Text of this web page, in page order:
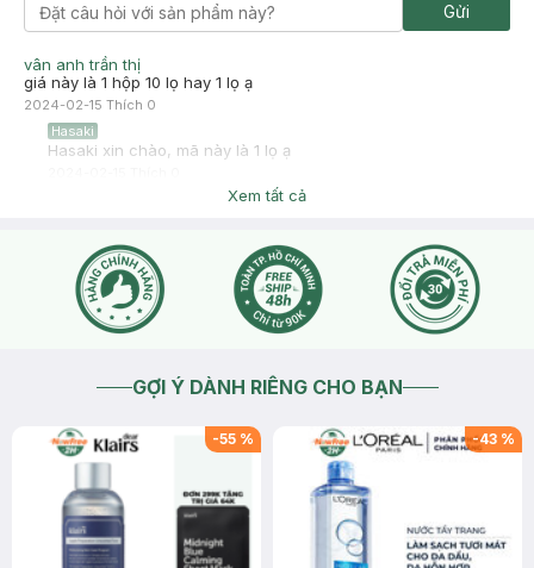
Gửi
vân anh trần thị
giá này là 1 hộp 10 lọ hay 1 lọ ạ
2024-02-15 Thích 0
Hasaki
Hasaki xin chào, mã này là 1 lọ ạ
Xem tất cả
GỢI Ý DÀNH RIÊNG CHO BẠN
-55 % -43 %